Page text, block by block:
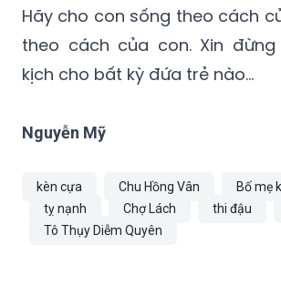
Hãy cho con sống theo cách
theo cách của con. Xin
kịch cho bất kỳ đứa trẻ nào...
Nguyễn Mỹ
kèn cựa Chu Hồng Vân
Bố mẹ
tỵ nạnh
Chợ Lách thi đậu
Tô Thụy Diễm Quyên